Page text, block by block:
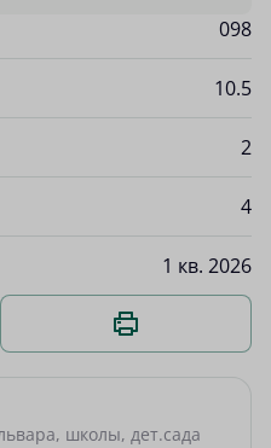
098
10.5
2
4
1 кв. 2026
школы, дет.сада